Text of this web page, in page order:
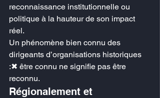
reconnaissance institutionnelle ou
politique à la hauteur de son impact
réel.
Un phénomène bien connu des
dirigeants d’organisations historiques
:✖︎ être connu ne signifie pas être
reconnu.
Régionalement et